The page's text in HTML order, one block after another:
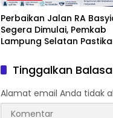
Perbaikan Jalan RA
Segera Dimulai, Pemkab
Lampung Selatan
dan Nyaman
Tinggalkan
Alamat email Anda tidak